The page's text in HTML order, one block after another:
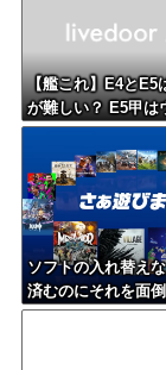
【艦これ】E4とE5
が難しい？ E5甲は
ンって聞いたんだ
ソフトの入れ替え
済むのにそれを面
L版選ぶ理由だわと